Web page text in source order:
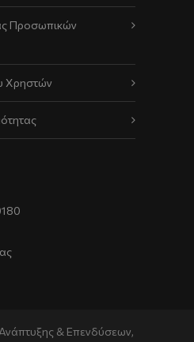
Προσωπικών
Χρηστών
& Επενδύσεων,